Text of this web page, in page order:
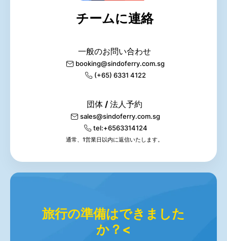
チームに連絡
一般のお問い合わせ
booking@sindoferry.com.sg
(+65) 6331 4122
団体 / 法人予約
sales@sindoferry.com.sg
tel:+6563314124
通常、1営業日以内に返信いたします。
旅行の準備はできました
か？<